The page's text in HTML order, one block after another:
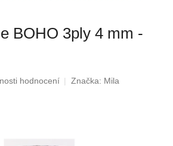
BOHO 3ply 4 mm -
hodnocení Značka: Mila